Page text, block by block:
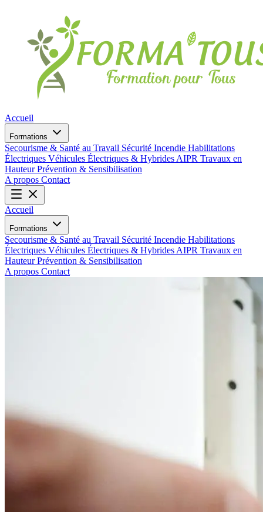
Accueil
Formations
Secourisme & Santé au Travail Sécurité Incendie Habilitations
Électriques Véhicules Électriques & Hybrides AIPR Travaux en
HauteurPrévention & Sensibilisation
A propos Contact
Accueil
Formations
Secourisme & Santé au Travail Sécurité Incendie Habilitations
Électriques Véhicules Électriques & Hybrides AIPR Travaux en
HauteurPrévention & Sensibilisation
A propos Contact